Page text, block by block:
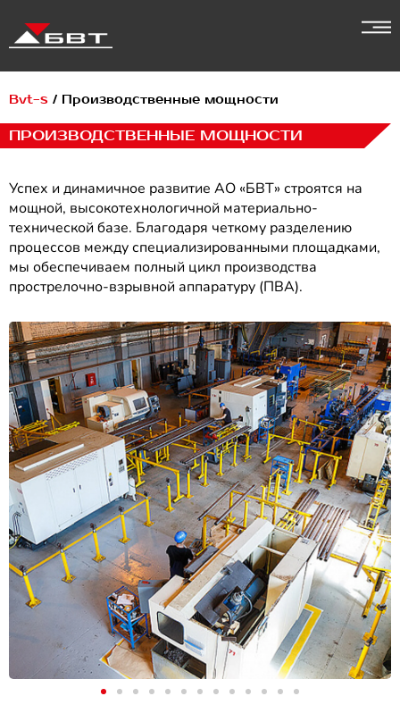
Bvt-s / Производственные мощности
ПРОИЗВОДСТВЕННЫЕ МОЩНОСТИ
Успех и динамичное развитие АО «БВТ» строятся на
мощной, высокотехнологичной материально-
технической базе. Благодаря четкому разделению
процессов между специализированными площадками,
мы обеспечиваем полный цикл производства
прострелочно-взрывной аппаратуру (ПВА).